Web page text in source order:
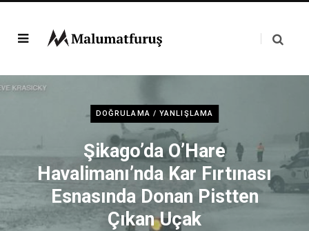
DOĞRULAMA / YANLIŞLAMA
Şikago’da O’Hare
Havalimanı’nda Kar Fırtınası
Esnasında Donan Pistten
Çıkan Uçak